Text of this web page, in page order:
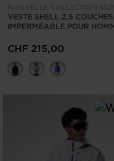
NOUVELLE COLLECTION SS26
VESTE SHELL 2,5 COUCHES
IMPERMÉABLE POUR
CHF 215,00